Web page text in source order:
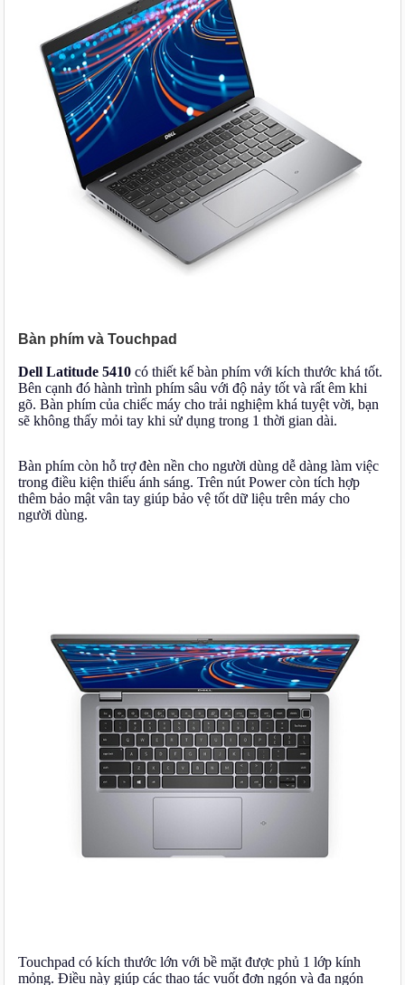
Bàn phím và Touchpad
Dell Latitude 5410 có thiết kế bàn phím với kích thước khá tốt.
Bên cạnh đó hành trình phím sâu với độ nảy tốt và rất êm khi
gõ. Bàn phím của chiếc máy cho trải nghiệm khá tuyệt vời, bạn
sẽ không thấy mỏi tay khi sử dụng trong 1 thời gian dài.
Bàn phím còn hỗ trợ đèn nền cho người dùng dễ dàng làm việc
trong điều kiện thiếu ánh sáng. Trên nút Power còn tích hợp
thêm bảo mật vân tay giúp bảo vệ tốt dữ liệu trên máy cho
người dùng.
Touchpad có kích thước lớn với bề mặt được phủ 1 lớp kính
mỏng. Điều này giúp các thao tác vuốt đơn ngón và đa ngón